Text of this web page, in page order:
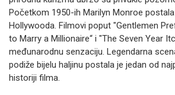
Početkom 1950-ih Marilyn Monroe
Hollywooda. Filmovi poput "Gentlemen
to Marry a Millionaire“ i "The Seven Year
međunarodnu senzaciju. Legendarna
podiže bijelu haljinu postala je jedan od
historiji filma.